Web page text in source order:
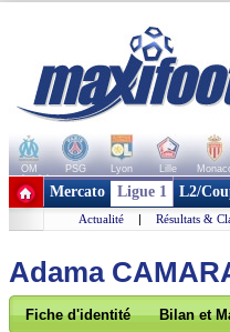
OM PSG Lyon Lille
+ de clubs
Mercato Ligue 1 L2/
Actualité | Résultats &
Adama
Fiche d'identité Bilan et